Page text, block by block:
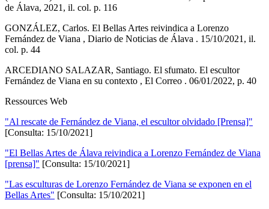
de Álava, 2021, il. col. p. 116
GONZÁLEZ, Carlos. El Bellas Artes reivindica a Lorenzo
Fernández de Viana , Diario de Noticias de Álava . 15/10/2021, il.
col. p. 44
ARCEDIANO SALAZAR, Santiago. El sfumato. El escultor
Fernández de Viana en su contexto , El Correo . 06/01/2022, p. 40
Ressources Web
"Al rescate de Fernández de Viana, el escultor olvidado [Prensa]"
[Consulta: 15/10/2021]
"El Bellas Artes de Álava reivindica a Lorenzo Fernández de Viana
[prensa]" [Consulta: 15/10/2021]
"Las esculturas de Lorenzo Fernández de Viana se exponen en el
Bellas Artes" [Consulta: 15/10/2021]